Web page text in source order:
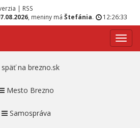
| RSS
, meniny má Štefánia. 12:26:33
späť na brezno.sk
Mesto Brezno
Samospráva